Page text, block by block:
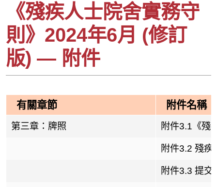
《殘疾人士院舍實務守
則》2024年6月 (修訂
版) — 附件
有關章節 附件名稱
第三章：牌照 附件3.1《殘
附件3.2 殘疾
附件3.3 提交